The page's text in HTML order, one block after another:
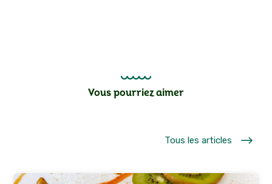
Vous pourriez aimer
$
Tous les articles